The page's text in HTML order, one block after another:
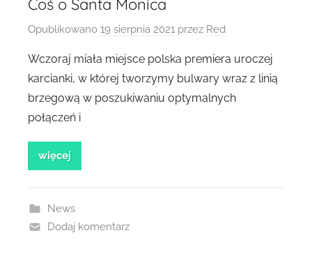
Coś o Santa Monica
Opublikowano 19 sierpnia 2021 przez Red
Wczoraj miała miejsce polska premiera uroczej
karcianki, w której tworzymy bulwary wraz z linią
brzegową w poszukiwaniu optymalnych
połączeń i
więcej
News
Dodaj komentarz